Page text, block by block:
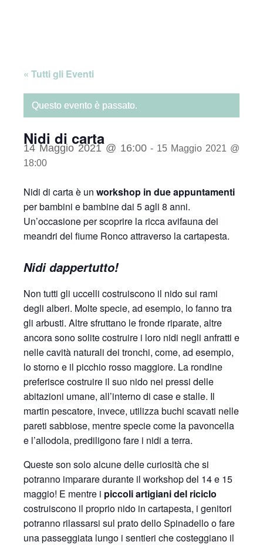
« Tutti gli Eventi
Questo evento è passato.
Nidi di carta
14 Maggio 2021 @ 16:00 - 15 Maggio 2021 @
18:00
Nidi di carta è un workshop in due appuntamenti
per bambini e bambine dai 5 agli 8 anni.
Un’occasione per scoprire la ricca avifauna dei
meandri del fiume Ronco attraverso la cartapesta.
Nidi dappertutto!
Non tutti gli uccelli costruiscono il nido sui rami
degli alberi. Molte specie, ad esempio, lo fanno tra
gli arbusti. Altre sfruttano le fronde riparate, altre
ancora sono solite costruire i loro nidi negli anfratti e
nelle cavità naturali dei tronchi, come, ad esempio,
lo storno e il picchio rosso maggiore. La rondine
preferisce costruire il suo nido nei pressi delle
abitazioni umane, all’interno di case e stalle. Il
martin pescatore, invece, utilizza buchi scavati nelle
pareti sabbiose, mentre specie come la pavoncella
e l’allodola, prediligono fare i nidi a terra.
Queste son solo alcune delle curiosità che si
potranno imparare durante il workshop del 14 e 15
maggio! E mentre i piccoli artigiani del riciclo
costruiscono il proprio nido in cartapesta, i genitori
potranno rilassarsi sul prato dello Spinadello o fare
una passeggiata lungo i sentieri che costeggiano il